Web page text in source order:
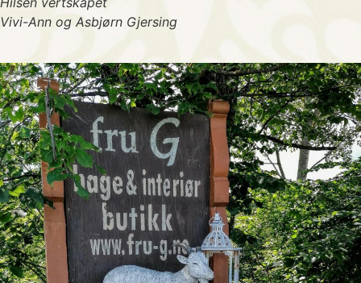
Vivi-Ann og Asbjørn Gjersing